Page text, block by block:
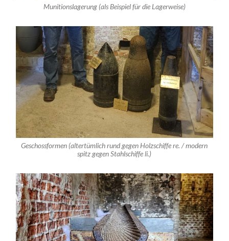
Munitionslagerung (als Beispiel für die Lagerweise)
Geschossformen (altertümlich rund gegen Holzschiffe re. / modern
spitz gegen Stahlschiffe li.)